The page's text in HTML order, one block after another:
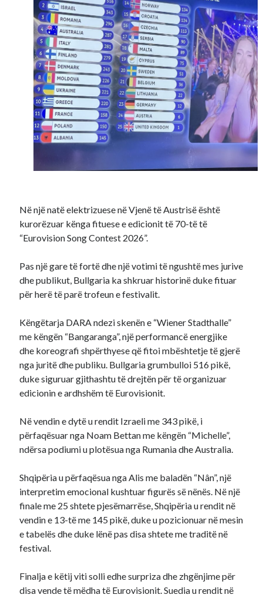
Në një natë elektrizuese në Vjenë të Austrisë është
kurorëzuar kënga fituese e edicionit të 70-të të
“Eurovision Song Contest 2026”.
Pas një gare të fortë dhe një votimi të ngushtë mes jurive
dhe publikut, Bullgaria ka shkruar historinë duke fituar
për herë të parë trofeun e festivalit.
Këngëtarja DARA ndezi skenën e “Wiener Stadthalle”
me këngën “Bangaranga”, një performancë energjike
dhe koreografi shpërthyese që fitoi mbështetje të gjerë
nga juritë dhe publiku. Bullgaria grumbulloi 516 pikë,
duke siguruar gjithashtu të drejtën për të organizuar
edicionin e ardhshëm të Eurovisionit.
Në vendin e dytë u rendit Izraeli me 343 pikë, i
përfaqësuar nga Noam Bettan me këngën “Michelle”,
ndërsa podiumi u plotësua nga Rumania dhe Australia.
Shqipëria u përfaqësua nga Alis me baladën “Nân”, një
interpretim emocional kushtuar figurës së nënës. Në një
finale me 25 shtete pjesëmarrëse, Shqipëria u rendit në
vendin e 13-të me 145 pikë, duke u pozicionuar në mesin
e tabelës dhe duke lënë pas disa shtete me traditë në
festival.
Finalja e këtij viti solli edhe surpriza dhe zhgënjime për
disa vende të mëdha të Eurovisionit. Suedia u rendit në